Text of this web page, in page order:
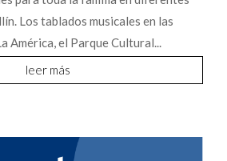
Los tablados musicales en las
América, el Parque Cultural...
leer más